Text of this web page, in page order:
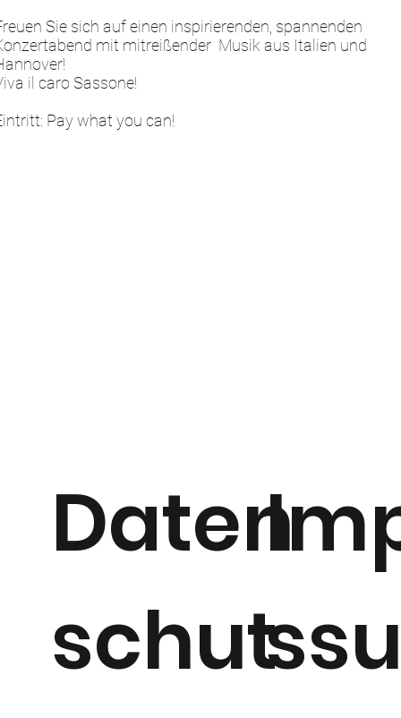
Sie sich auf einen inspirierenden, spannenden
mit mitreißender Musik aus Italien und
il caro Sassone!
Pay what you can!
Daten
schut